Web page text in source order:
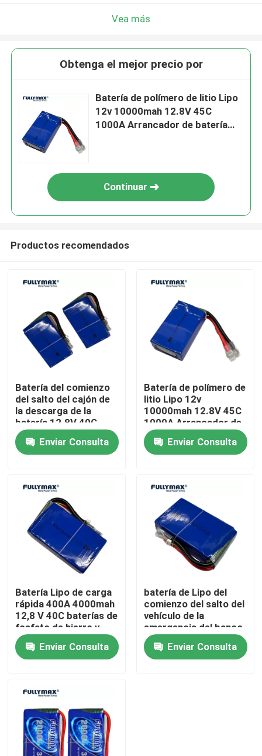
Inicio
Productos
Sobre nosotros
Visita a la fábrica
Control de Calidad
Contacto
noticias
Batería del abejón del UAV
Batería comercial del abejón
Vea más
Obtenga el mejor precio por
Batería de polímero de litio Lipo
12v 10000mah 12.8V 45C
1000A Arrancador de batería
Continuar
Productos recomendados
Batería del comienzo
del salto del cajón de
la descarga de la
batería 12.8V 40C
350A de Lipo
3500mah alta para el
coche
Enviar Consulta
Batería de polímero de
litio Lipo 12v
10000mah 12.8V 45C
1000A Arrancador de
batería Booster
Enviar Consulta
Batería Lipo de carga
rápida 400A 4000mah
12,8 V 40C baterías de
fosfato de hierro y
litio banco de energía
Enviar Consulta
batería de Lipo del
comienzo del salto del
vehículo de la
emergencia del banco
del poder de la célula
de batería de 12.8V
420A 4200mAh 40c
Enviar Consulta